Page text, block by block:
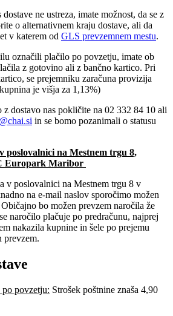
ne ustreza, imate možnost, da se z
o alternativnem kraju dostave, ali da
v katerem od GLS prevzemnem mestu.
označili plačilo po povzetju, imate ob
z gotovino ali z bančno kartico. Pri
se prejemniku zaračuna provizija
je višja za 1,13%)
z dostavo nas pokličite na 02 332 84 10 ali
in se bomo pozanimali o statusu
poslovalnici na Mestnem trgu 8,
Europark Maribor
v poslovalnici na Mestnem trgu 8 v
na e-mail naslov sporočimo možen
bo možen prevzem naročila že
naročilo plačuje po predračunu, najprej
nakazila kupnine in šele po prejemu
prevzem.
povzetju: Strošek poštnine znaša 4,90